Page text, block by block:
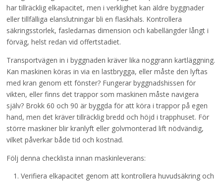
har tillräcklig elkapacitet, men i verklighet kan äldre byggnader
eller tillfälliga elanslutningar bli en flaskhals. Kontrollera
säkringsstorlek, fasledarnas dimension och kabellängder långt i
förväg, helst redan vid offertstadiet.
Transportvägen in i byggnaden kräver lika noggrann kartläggning.
Kan maskinen köras in via en lastbrygga, eller måste den lyftas
med kran genom ett fönster? Fungerar byggnadshissen för
vikten, eller finns det trappor som maskinen måste navigera
själv? Brokk 60 och 90 är byggda för att köra i trappor på egen
hand, men det kräver tillräcklig bredd och höjd i trapphuset. För
större maskiner blir kranlyft eller golvmonterad lift nödvändig,
vilket påverkar både tid och kostnad.
Följ denna checklista innan maskinleverans:
Verifiera elkapacitet genom att kontrollera huvudsäkring och